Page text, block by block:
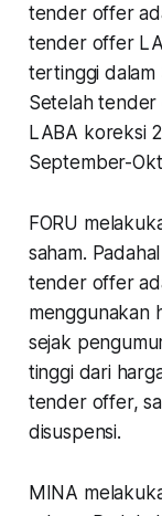
tender offer
tender offer
tertinggi dalam
Setelah tender
LABA koreksi
September-
FORU
saham.
tender offer
menggunakan
sejak
tinggi dari
tender offer,
disuspensi.
MINA